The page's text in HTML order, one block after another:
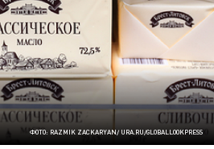
ФОТО: RAZMIK ZACKARYAN/ URA.RU/GLOBALLOOKPRESS